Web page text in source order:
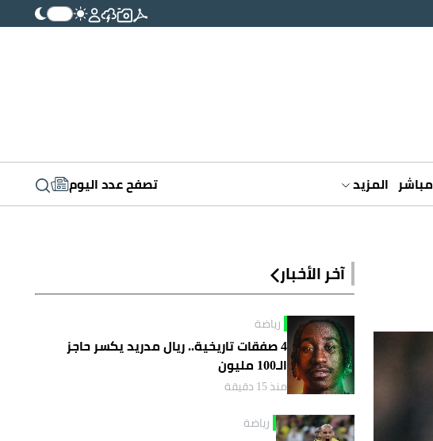
مباشر المزيد تصفح عدد اليوم
آخر الأخبار
رياضة
4 صفقات تاريخية.. ريال مدريد يكسر حاجز
الـ100 مليون
منذ 15 دقيقة
رياضة